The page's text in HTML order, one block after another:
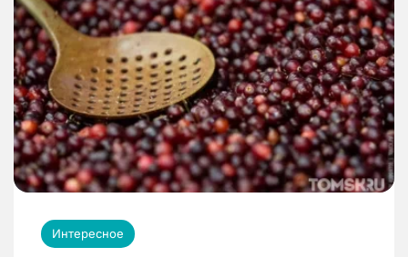
Интересное